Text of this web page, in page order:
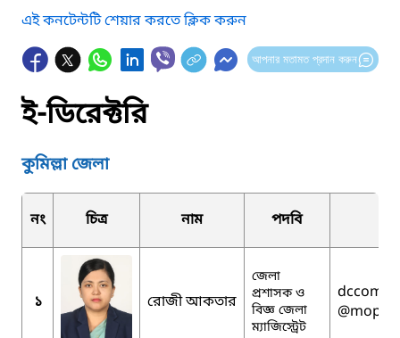
এই কনটেন্টটি শেয়ার করতে ক্লিক করুন
আপনার মতামত প্রদান করুন
ই-ডিরেক্টরি
কুমিল্লা জেলা
নং চিত্র নাম পদবি
১ রোজী আকতার
জেলা
প্রশাসক ও
বিজ্ঞ জেলা
ম্যাজিস্ট্রেট